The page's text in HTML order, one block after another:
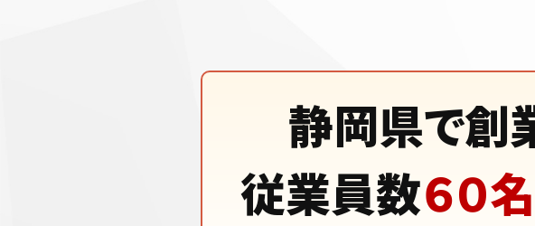
静岡県で創
従業員数６０名